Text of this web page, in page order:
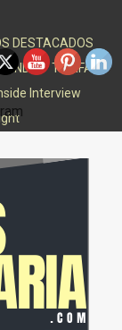
DESTACADOS
TARIFAS
Interview